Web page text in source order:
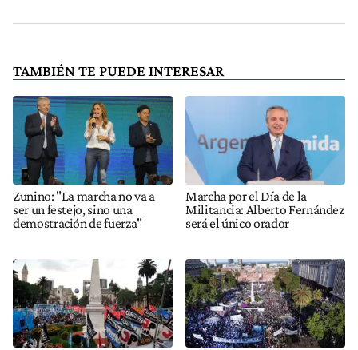
TAMBIÉN TE PUEDE INTERESAR
Zunino: "La marcha no va a
ser un festejo, sino una
demostración de fuerza"
Marcha por el Día de la
Militancia: Alberto Fernández
será el único orador